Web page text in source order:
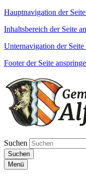
Hauptnavigation der
Inhaltsbereich der Seite
Unternavigation der Seite
Footer der Seite
Suchen
Suchen
Menü